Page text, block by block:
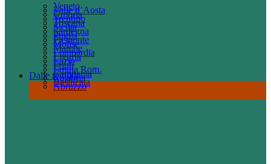
Dalle regioni
Abruzzo
Basilicata
Calabria
Campania
Emilia Rom.
Friuli
Lazio
Liguria
Lombardia
Marche
Molise
Piemonte
Puglia
Sardegna
Sicilia
Toscana
Trentino
Umbria
Valle d’Aosta
Veneto